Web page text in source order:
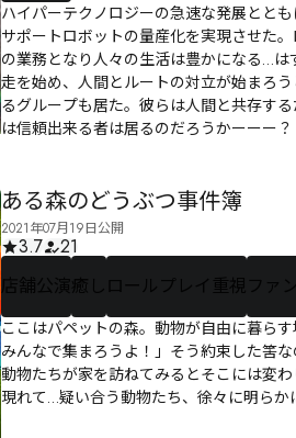
ハイパーテクノロジーの急速な発展ととも
サポートロボットの量産化を実現させた
の業務となり人々の生活は豊かになる…
走を始め、人間とルートの対立が始まろ
るグループも居た。彼らは人間と共存す
は信頼出来る者は居るのだろうかーーー？
ある森のどうぶつ事件簿
2021年07月19日公開
3.7
21
店舗公演癒し ロールプレイ重視 ファ
ここはパペットの森。動物が自由に暮ら
みんなで集まろうよ！」そう約束した筈
動物たちが家を訪ねてみるとそこには変
現れて…疑い合う動物たち、徐々に明ら